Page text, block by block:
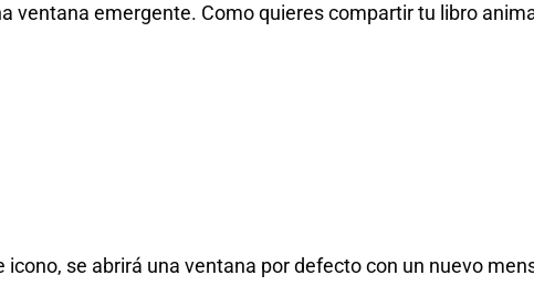
ventana emergente. Como quieres compartir tu libro
icono, se abrirá una ventana por defecto con un nuevo